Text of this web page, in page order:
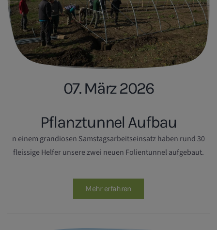
07. März 2026
Pflanztunnel Aufbau
n einem grandiosen Samstagsarbeitseinsatz haben rund 30
fleissige Helfer unsere zwei neuen Folientunnel aufgebaut.
Mehr erfahren